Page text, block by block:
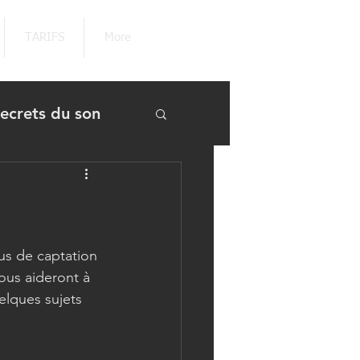
du son
Culture
de captation
aideront à
sujets